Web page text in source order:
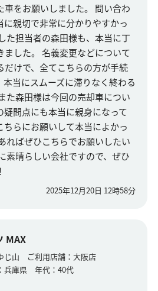
車をお願いしました。 問い合わ
親切で非常に分かりやすかっ
た担当者の森田様も、本当に丁
ました。 名義変更などについて
だけで、全てこちらの方が手続
本当にスムーズに滞りなく終わる
た森田様は今回の売却車につい
疑問点にも本当に親身になって
らにお願いして本当によかっ
ればぜひこちらでお願いしたい
素晴らしい会社ですので、ぜひ
2025年12月20日 12時58分
MAX
じ山 ご利用店舗： 大阪店
兵庫県 年代： 40代